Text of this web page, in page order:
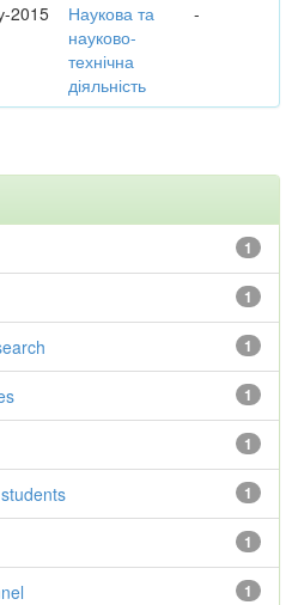
2015
Наукова та
науково-
технічна
діяльність
-
1
1
1
1
1
1
1
1